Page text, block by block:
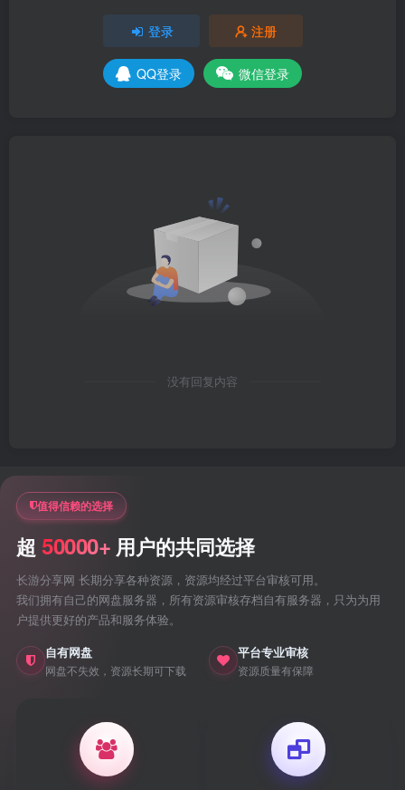
登录 注册
QQ登录 微信登录
没有回复内容
值得信赖的选择
超 50000+ 用户的共同选择
长游分享网 长期分享各种资源，资源均经过平台审核可用。
我们拥有自己的网盘服务器，所有资源审核存档自有服务器，只为为用
户提供更好的产品和服务体验。
自有网盘
网盘不失效，资源长期可下载
平台专业审核
资源质量有保障